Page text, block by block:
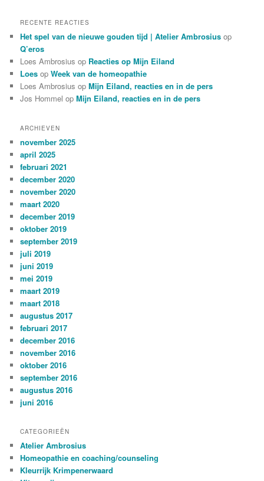
RECENTE REACTIES
Het spel van de nieuwe gouden tijd | Atelier Ambrosius op
Q’eros
Loes Ambrosius op Reacties op Mijn Eiland
Loes opWeek van de homeopathie
Loes Ambrosius opMijn Eiland, reacties en in de pers
Jos Hommel opMijn Eiland, reacties en in de pers
ARCHIEVEN
november 2025
april 2025
februari 2021
december 2020
november 2020
maart 2020
december 2019
oktober 2019
september 2019
juli 2019
juni 2019
mei 2019
maart 2019
maart 2018
augustus 2017
februari 2017
december 2016
november 2016
oktober 2016
september 2016
augustus 2016
juni 2016
CATEGORIEËN
Atelier Ambrosius
Homeopathie en coaching/counseling
Kleurrijk Krimpenerwaard